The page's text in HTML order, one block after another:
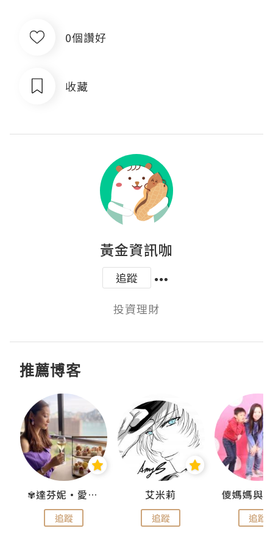
0個讚好
收藏
黃金資訊咖
追蹤
投資理財
推薦博客
✾達芬妮•愛孩子•愛生活✾
追蹤
艾米莉
追蹤 追蹤